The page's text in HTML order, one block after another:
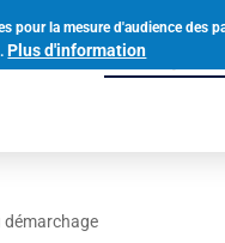
pour la mesure d'audience des
Plus d'informationMunicipalité